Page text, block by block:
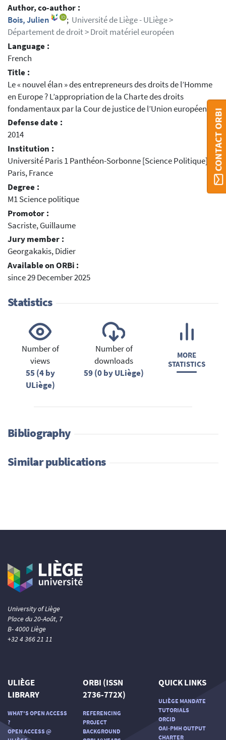
Author, co-author :
Bois, Julien
; Université de Liège - ULiège >
Département de droit > Droit matériel européen
Language :
French
Title :
Le « nouvel élan » des entrepreneurs des droits de l’Homme
en Europe ? L’appropriation de la Charte des droits
fondamentaux par la Cour de justice de l’Union européenne
Defense date :
2014
Institution :
Université Paris 1 Panthéon-Sorbonne [Science Politique],
Paris, France
Degree :
M1 Science politique
Promotor :
Sacriste, Guillaume
Jury member :
Georgakakis, Didier
Available on ORBi :
since 29 December 2025
Statistics
Number of
views
55 (4 by
ULiège)
Number of
downloads
59 (0 by ULiège)
MORE
STATISTICS
Bibliography
Similar publications
CONTACT ORBI
University of Liège
Place du 20-Août, 7
B- 4000 Liège
+32 4 366 21 11
ULIÈGE
LIBRARY
WHAT'S OPEN ACCESS
?
OPEN ACCESS @
ORBI (ISSN
2736-772X)
REFERENCING
PROJECT
BACKGROUND
QUICK LINKS
ULIÈGE MANDATE
TUTORIALS
ORCID
OAI-PMH OUTPUT
CHARTER